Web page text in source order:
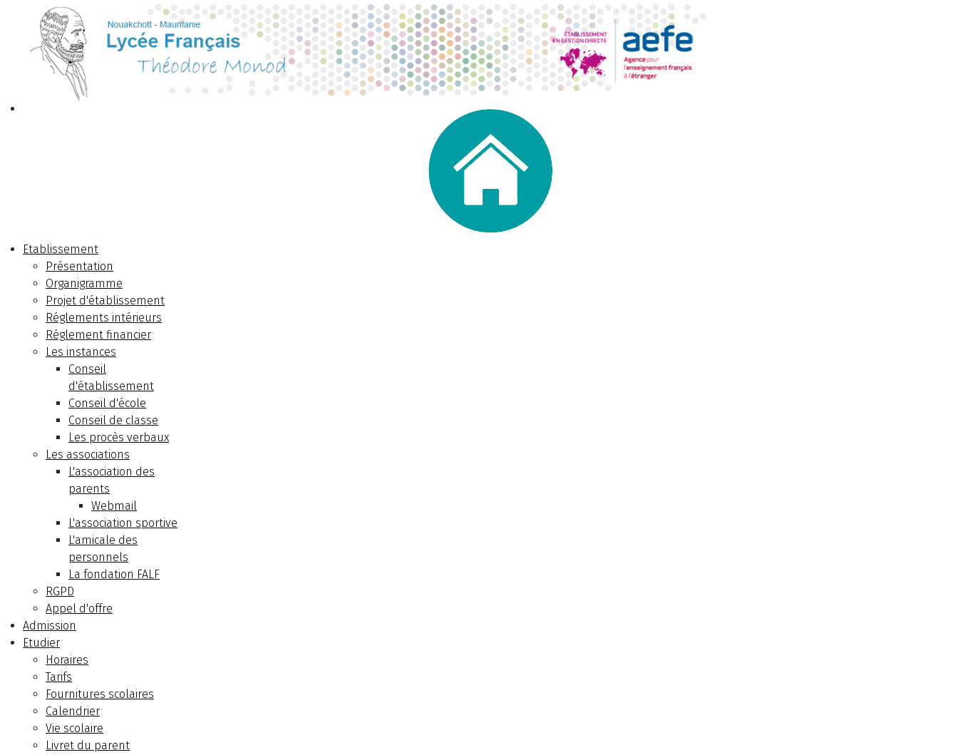
Etablissement
Présentation
Organigramme
Projet d'établissement
Réglements intérieurs
Réglement financier
Les instances
Conseil
d'établissement
Conseil d'école
Conseil de classe
Les procès verbaux
Les associations
L'association des
parents
Webmail
L'association sportive
L'amicale des
personnels
La fondation FALF
RGPD
Appel d'offre
Admission
Etudier
Horaires
Tarifs
Fournitures scolaires
Calendrier
Vie scolaire
Livret du parent